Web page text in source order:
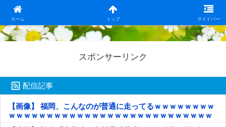
ホーム トップ サイドバー
日本第一！ニュース録
スポンサーリンク
配信記事
【画像】 福岡、こんなのが普通に走ってるｗｗｗｗｗｗｗｗ
ｗｗｗｗｗｗｗｗｗｗｗｗｗｗｗｗｗｗｗｗｗｗｗｗｗｗｗ
ｗｗｗｗｗ